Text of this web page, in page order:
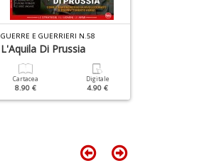
GUERRE E GUERRIERI N.58
L'Aquila Di Prussia
Cartacea
8.90 €
Digitale
4.90 €